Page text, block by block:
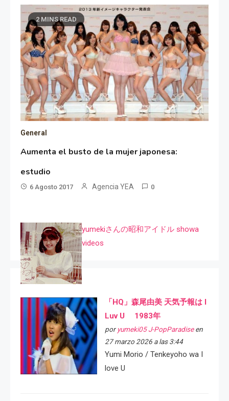
2 MINS READ
General
Aumenta el busto de la mujer japonesa:
estudio
6 Agosto 2017 Agencia YEA 0
yumekiさんの昭和アイドル showa
videos
「HQ」森尾由美 天気予報は I
Luv U 1983年
por yumeki05 J-PopParadiseen
27 marzo 2026 a las 3:44
Yumi Morio / Tenkeyoho wa I
love U